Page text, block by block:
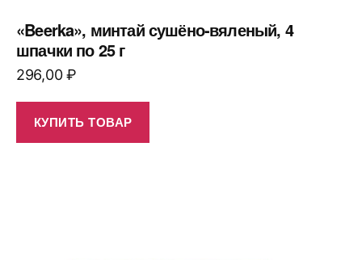
«Beerka», минтай сушёно-вяленый, 4
шпачки по 25 г
296,00₽
КУПИТЬ ТОВАР